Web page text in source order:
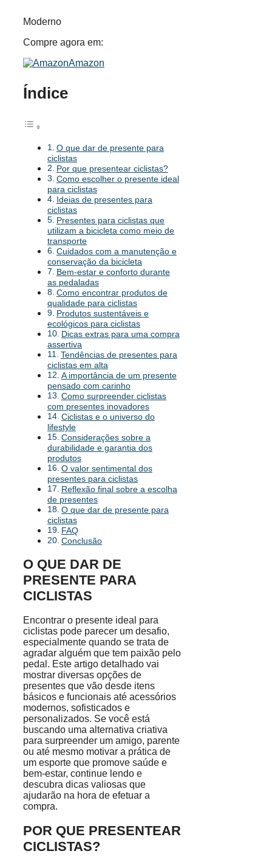
Moderno
Compre agora em:
Amazon
Índice
O que dar de presente para
ciclistas
Por que presentear ciclistas?
Como escolher o presente ideal
para ciclistas
Ideias de presentes para
ciclistas
Presentes para ciclistas que
utilizam a bicicleta como meio de
transporte
Cuidados com a manutenção e
conservação da bicicleta
Bem-estar e conforto durante
as pedaladas
Como encontrar produtos de
qualidade para ciclistas
Produtos sustentáveis e
ecológicos para ciclistas
Dicas extras para uma compra
assertiva
Tendências de presentes para
ciclistas em alta
A importância de um presente
pensado com carinho
Como surpreender ciclistas
com presentes inovadores
Ciclistas e o universo do
lifestyle
Considerações sobre a
durabilidade e garantia dos
produtos
O valor sentimental dos
presentes para ciclistas
Reflexão final sobre a escolha
de presentes
O que dar de presente para
ciclistas
FAQ
Conclusão
O QUE DAR DE
PRESENTE PARA
CICLISTAS
Encontrar o presente ideal para
ciclistas pode parecer um desafio,
especialmente quando se trata de
agradar alguém que tem paixão pelo
pedal. Este artigo detalhado vai
mostrar diversas opções de
presentes que vão desde itens
básicos e funcionais até acessórios
modernos, sofisticados e
personalizados. Se você está
buscando uma alternativa criativa
para surpreender um amigo, parente
ou até mesmo motivar a prática de
um esporte que promove saúde e
bem-estar, continue lendo e
descubra dicas valiosas que
ajudarão na hora de efetuar a
compra.
POR QUE PRESENTEAR
CICLISTAS?